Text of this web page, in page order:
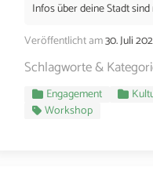
Infos über deine Stadt
Veröffentlicht am30. Juli
Schlagworte &
Engagement
Workshop